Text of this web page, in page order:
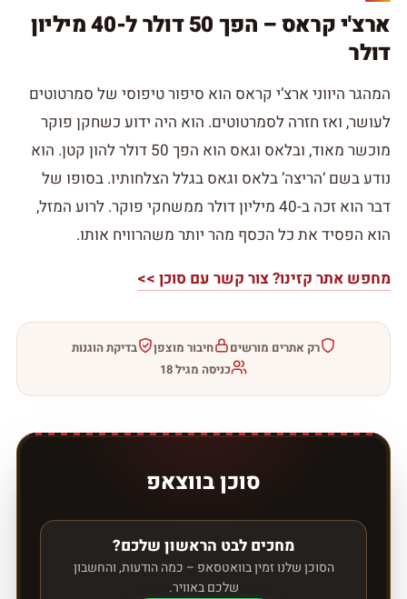
ארצ'י קראס – הפך 50 דולר ל-40 מיליון
דולר
המהגר היווני ארצ’י קראס הוא סיפור טיפוסי של סמרטוטים
לעושר, ואז חזרה לסמרטוטים. הוא היה ידוע כשחקן פוקר
מוכשר מאוד, ובלאס וגאס הוא הפך 50 דולר להון קטן. הוא
נודע בשם ‘הריצה’ בלאס וגאס בגלל הצלחותיו. בסופו של
דבר הוא זכה ב-40 מיליון דולר ממשחקי פוקר. לרוע המזל,
הוא הפסיד את כל הכסף מהר יותר משהרוויח אותו.
מחפש אתר קזינו? צור קשר עם סוכן >>
רק אתרים מורשים חיבור מוצפן
בדיקת הוגנות
כניסה מגיל 18
סוכן בווצאפ
מחכים לבט הראשון שלכם?
הסוכן שלנו זמין בוואטסאפ – כמה הודעות, והחשבון
שלכם באוויר.